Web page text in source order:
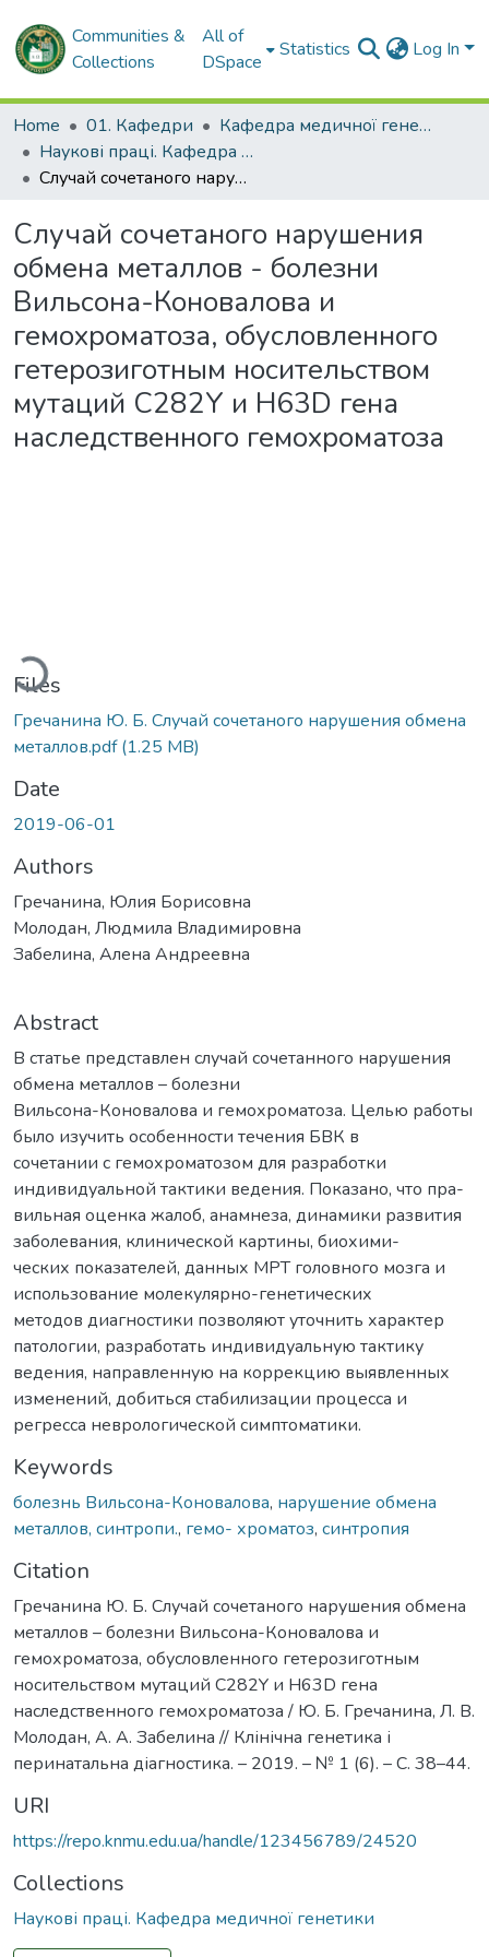
Communities &
Collections
All of
DSpace
Statistics Log In
Home 01. Кафедри
Кафедра медичної генетики
Наукові праці. Кафедра медичної генетики
Случай сочетаного нарушения обмена металлов - болезни Вильсона-Коновалова и гемохроматоза, обусловленного гетерозиготным носительством мутаций С282Y и H63D гена наследственного гемохроматоза
Случай сочетаного нарушения
обмена металлов - болезни
Вильсона-Коновалова и
гемохроматоза, обусловленного
гетерозиготным носительством
мутаций С282Y и H63D гена
наследственного гемохроматоза
Loading...
Files
Гречанина Ю. Б. Случай сочетаного нарушения обмена
металлов.pdf(1.25 MB)
Date
2019-06-01
Authors
Гречанина, Юлия Борисовна
Молодан, Людмила Владимировна
Забелина, Алена Андреевна
Abstract
В статье представлен случай сочетанного нарушения
обмена металлов – болезни
Вильсона-Коновалова и гемохроматоза. Целью работы
было изучить особенности течения БВК в
сочетании с гемохроматозом для разработки
индивидуальной тактики ведения. Показано, что пра-
вильная оценка жалоб, анамнеза, динамики развития
заболевания, клинической картины, биохими-
ческих показателей, данных МРТ головного мозга и
использование молекулярно-генетических
методов диагностики позволяют уточнить характер
патологии, разработать индивидуальную тактику
ведения, направленную на коррекцию выявленных
изменений, добиться стабилизации процесса и
регресса неврологической симптоматики.
Keywords
болезнь Вильсона-Коновалова, нарушение обмена
металлов, синтропи., гемо- хроматоз, синтропия
Citation
Гречанина Ю. Б. Случай сочетаного нарушения обмена
металлов – болезни Вильсона-Коновалова и
гемохроматоза, обусловленного гетерозиготным
носительством мутаций С282Y и H63D гена
наследственного гемохроматоза / Ю. Б. Гречанина, Л. В.
Молодан, А. А. Забелина // Клінічна генетика і
перинатальна діагностика. – 2019. – № 1 (6). – С. 38–44.
URI
https://repo.knmu.edu.ua/handle/123456789/24520
Collections
Наукові праці. Кафедра медичної генетики